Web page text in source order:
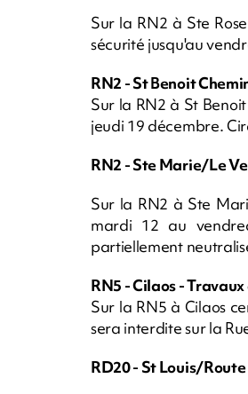
Sur la RN2 à Ste
sécurité jusqu'au
RN2 - St Benoit
Sur la RN2 à St
jeudi 19 décembre.
RN2 - Ste Marie/Le
Sur la RN2 à Ste
mardi 12 au
partiellement
RN5 - Cilaos -
Sur la RN5 à Cilaos
sera interdite sur la
RD20 - St Louis/